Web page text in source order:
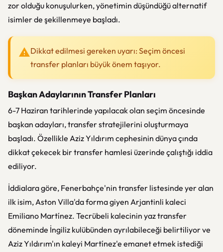
zor olduğu konuşulurken, yönetimin düşündüğü alternatif
isimler de şekillenmeye başladı.
Dikkat edilmesi gereken uyarı: Seçim öncesi
transfer planları büyük önem taşıyor.
Başkan Adaylarının Transfer Planları
6-7 Haziran tarihlerinde yapılacak olan seçim öncesinde
başkan adayları, transfer stratejilerini oluşturmaya
başladı. Özellikle Aziz Yıldırım cephesinin dünya çında
dikkat çekecek bir transfer hamlesi üzerinde çalıştığı iddia
ediliyor.
İddialara göre, Fenerbahçe'nin transfer listesinde yer alan
ilk isim, Aston Villa'da forma giyen Arjantinli kaleci
Emiliano Martínez. Tecrübeli kalecinin yaz transfer
döneminde İngiliz kulübünden ayrılabileceği belirtiliyor ve
Aziz Yıldırım'ın kaleyi Martínez'e emanet etmek istediği